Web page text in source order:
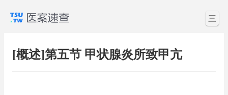
三
[概述]第五节 甲状腺炎所致甲亢